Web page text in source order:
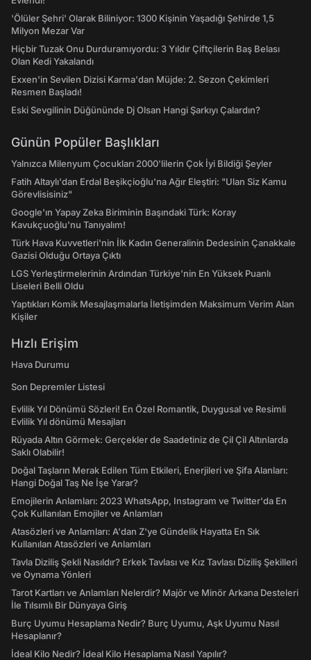
'Ölüler Şehri' Olarak Biliniyor: 1300 Kişinin Yaşadığı Şehirde 1,5
Milyon Mezar Var
Hiçbir Tuzak Onu Durduramıyordu: 3 Yıldır Çiftçilerin Baş Belası
Olan Kedi Yakalandı
Exxen'in Sevilen Dizisi Karma'dan Müjde: 2. Sezon Çekimleri
Resmen Başladı!
Eski Sevgilinin Düğününde Dj Olsan Hangi Şarkıyı Çalardın?
Günün Popüler Başlıkları
Yalnızca Milenyum Çocukları 2000'lilerin Çok İyi Bildiği Şeyler
Fatih Altaylı'dan Erdal Beşikçioğlu'na Ağır Eleştiri: "Ulan Siz Kamu
Görevlisisiniz"
Google'ın Yapay Zeka Biriminin Başındaki Türk: Koray
Kavukçuoğlu'nu Tanıyalım!
Türk Hava Kuvvetleri'nin İlk Kadın Generalinin Dedesinin Çanakkale
Gazisi Olduğu Ortaya Çıktı
LGS Yerleştirmelerinin Ardından Türkiye'nin En Yüksek Puanlı
Liseleri Belli Oldu
Yaptıkları Komik Mesajlaşmalarla İletişimden Maksimum Verim Alan
Kişiler
Hızlı Erişim
Hava Durumu
Son Depremler Listesi
Evlilik Yıl Dönümü Sözleri! En Özel Romantik, Duygusal ve Resimli
Evlilik Yıl dönümü Mesajları
Rüyada Altın Görmek: Gerçekler de Saadetiniz de Çil Çil Altınlarda
Saklı Olabilir!
Doğal Taşların Merak Edilen Tüm Etkileri, Enerjileri ve Şifa Alanları:
Hangi Doğal Taş Ne İşe Yarar?
Emojilerin Anlamları: 2023 WhatsApp, Instagram ve Twitter'da En
Çok Kullanılan Emojiler ve Anlamları
Atasözleri ve Anlamları: A'dan Z'ye Gündelik Hayatta En Sık
Kullanılan Atasözleri ve Anlamları
Tavla Diziliş Şekli Nasıldır? Erkek Tavlası ve Kız Tavlası Diziliş Şekilleri
ve Oynama Yönleri
Tarot Kartları ve Anlamları Nelerdir? Majör ve Minör Arkana Desteleri
İle Tılsımlı Bir Dünyaya Giriş
Burç Uyumu Hesaplama Nedir? Burç Uyumu, Aşk Uyumu Nasıl
Hesaplanır?
İdeal Kilo Nedir? İdeal Kilo Hesaplama Nasıl Yapılır?